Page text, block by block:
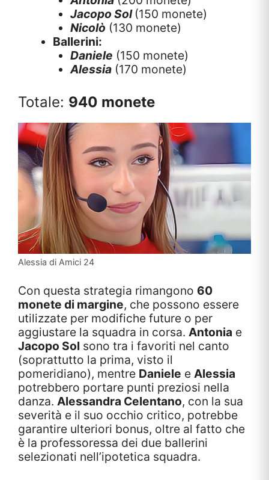
Jacopo Sol (150 monete)
Nicolò (130 monete)
Ballerini:
Daniele (150 monete)
Alessia(170 monete)
Totale: 940 monete
Alessia di Amici 24
Con questa strategia rimangono 60
monete di margine, che possono essere
utilizzate per modifiche future o per
aggiustare la squadra in corsa. Antonia e
Jacopo Sol sono tra i favoriti nel canto
(soprattutto la prima, visto il
pomeridiano), mentre Daniele e Alessia
potrebbero portare punti preziosi nella
danza. Alessandra Celentano, con la sua
severità e il suo occhio critico, potrebbe
garantire ulteriori bonus, oltre al fatto che
è la professoressa dei due ballerini
selezionati nell’ipotetica squadra.